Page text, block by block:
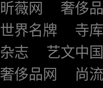
昕薇网
奢侈品
世界名牌
寺
杂志
艺文中国
奢侈品网
尚